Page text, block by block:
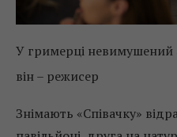
У гримерці невимушений
він – режисер
Знімають «Співачку»